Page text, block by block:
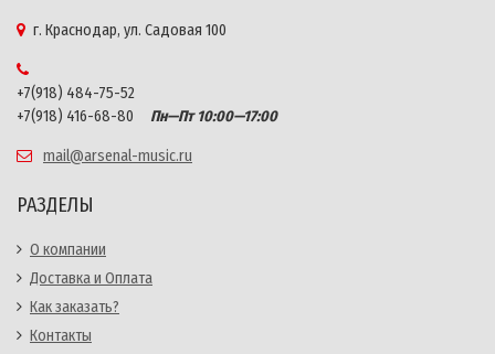
г. Краснодар, ул. Садовая 100
+7(918) 484-75-52
+7(918) 416-68-80
Пн—Пт 10:00—17:00
mail@arsenal-music.ru
РАЗДЕЛЫ
О компании
Доставка и Оплата
Как заказать?
Контакты